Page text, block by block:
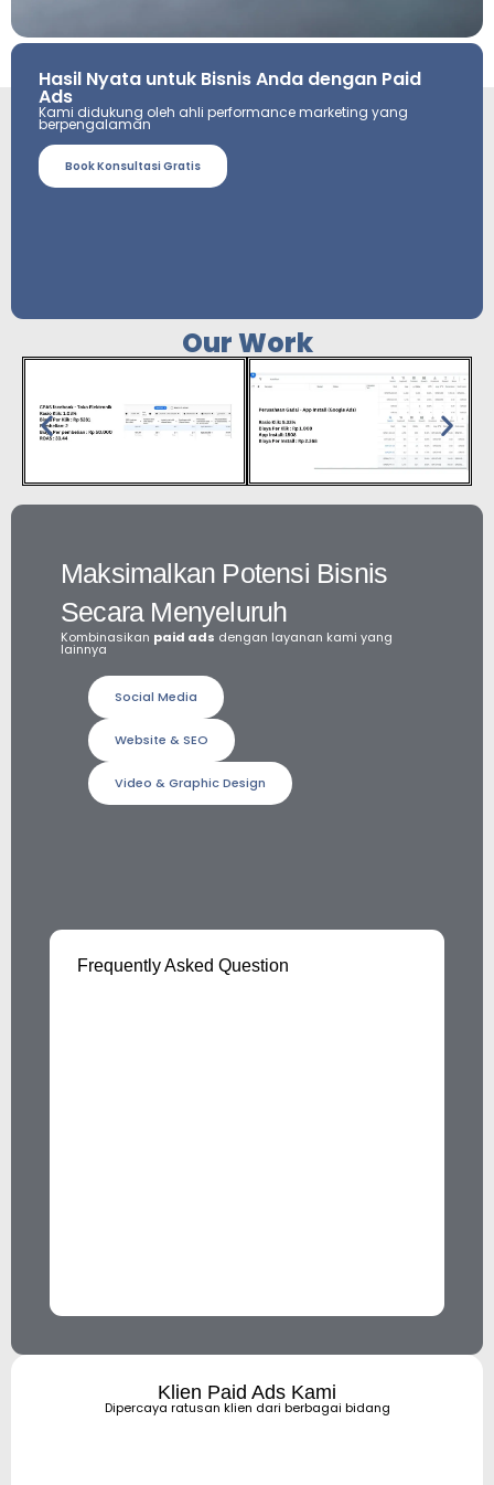
Hasil Nyata untuk Bisnis Anda dengan Paid
Ads
Kami didukung oleh ahli performance marketing yang
berpengalaman
Book Konsultasi Gratis
Our Work
Maksimalkan Potensi Bisnis
Secara Menyeluruh
Kombinasikan paid ads dengan layanan kami yang
lainnya
Social Media
Website & SEO
Video & Graphic Design
Frequently Asked Question
Klien Paid Ads Kami
Dipercaya ratusan klien dari berbagai bidang